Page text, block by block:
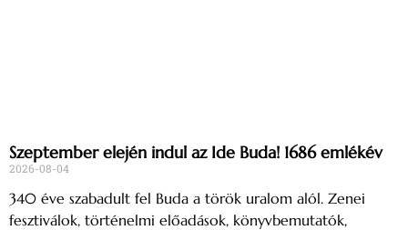
Szeptember elején indul az Ide Buda! 1686 emlékév
2026-08-04
340 éve szabadult fel Buda a török uralom alól. Zenei
fesztiválok, történelmi előadások, könyvbemutatók,